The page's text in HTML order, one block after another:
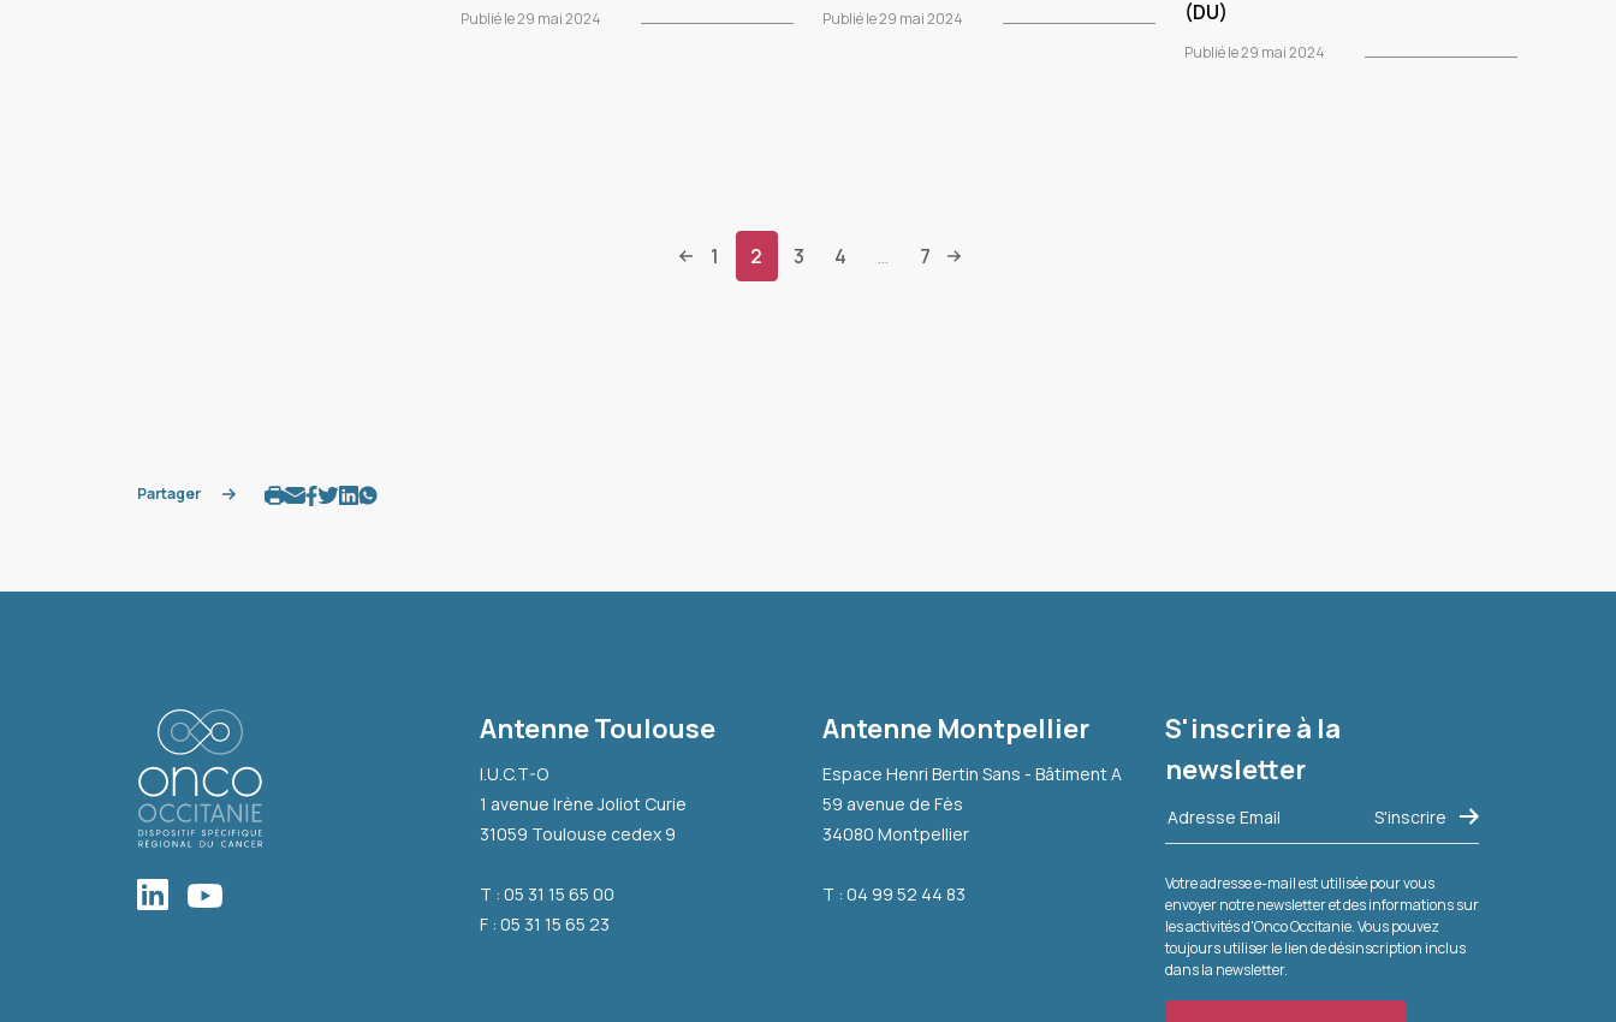
Publié le 29 mai 2024 Publié le 29 mai 2024
(DU)
Publié le 29 mai 2024
1 2 3 4 7
Partager
Antenne Toulouse
I.U.C.T-O
1 avenue Irène Joliot Curie
31059 Toulouse cedex 9
T : 05 31 15 65 00
F : 05 31 15 65 23
Antenne Montpellier
Espace Henri Bertin Sans - Bâtiment A
59 avenue de Fès
34080 Montpellier
T : 04 99 52 44 83
S'inscrire à la
newsletter
Votre adresse e-mail est utilisée pour vous
envoyer notre newsletter et des informations sur
les activités d'Onco Occitanie. Vous pouvez
toujours utiliser le lien de désinscription inclus
dans la newsletter.